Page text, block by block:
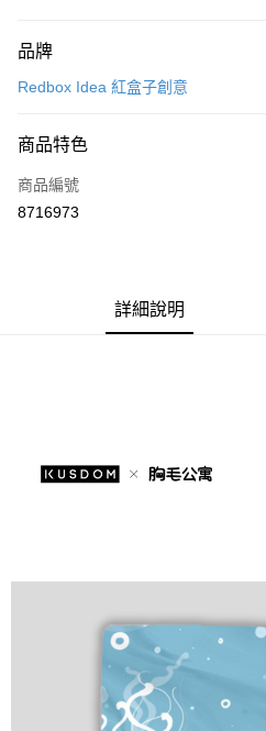
信用卡一次付款
Apple Pay
街口支付
1.本服務由台灣大哥大提供，台灣大哥
2.付款方式選擇「大哥付你分期」，訂
流程，驗證手機門號後，選擇欲分期的
成交易。
3.實際核准額度、可分期數及費用金額
4.訂單成立30分鐘內，如未前往確認交
消。如遇「轉專審核」未通過狀況，表
【繳款方式說明】
2.透過簡訊連結打開帳單後，可選擇「
帳／街口支付／iPASS MONEY」等通路
1.本服務係由「台灣大哥大股份有限公
【關於「AFTEE先享後付」】
AFTEE先享後付是「在收到商品之後才
１．簡單：不需註冊會員、不需綁卡、
１．於結帳方式選擇「AFTEE先享後付
結帳頁面，進行簡訊認證並確認金額後，
２．訂單成立數日內，您將收到繳費通知
３．收到繳費通知簡訊後14天內，點擊
ATM／網路銀行／等多元方式進行付款，
※ 請注意：結帳手續完成當下不需立刻
ATM付款
付款後7-11取貨
每筆NT$70，滿NT$899(含以上)免運
品牌
Redbox Idea 紅盒子創意
商品特色
商品編號
8716973
詳細說明